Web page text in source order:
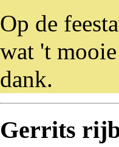
Op de
wat 't
dank.
Gerrits